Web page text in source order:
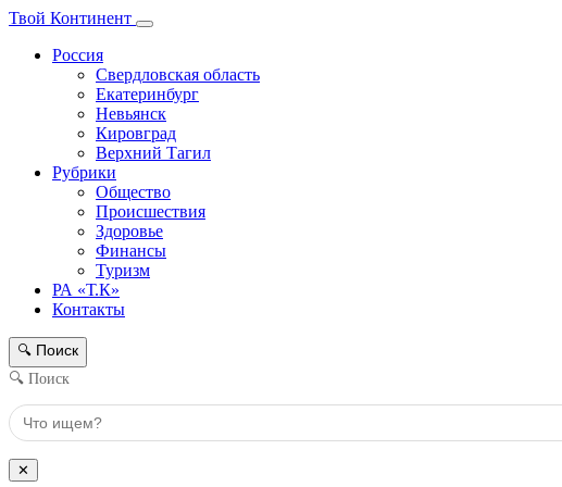
Твой Континент
Россия
Свердловская область
Екатеринбург
Невьянск
Кировград
Верхний Тагил
Рубрики
Общество
Происшествия
Здоровье
Финансы
Туризм
РА «Т.К»
Контакты
🔍 Поиск
🔍 Поиск
✕